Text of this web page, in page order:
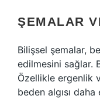
ŞEMALAR
Bilişsel şemalar,
edilmesini sağlar.
Özellikle ergenlik
beden algısı